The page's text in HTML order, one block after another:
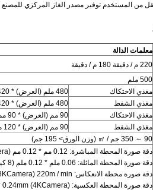
معلمات الدالة
220 م / دقيقة 180 م / دقيقة
500 ملم
مغذي الاحتكاك
480 ملم (العرض) * 420 ملم (الطول)
مغذي الشفط
480 ملم (العرض) * 420 ملم (الطول)
مغذي الاحتكاك
90 مم (العرض) * 90 مم (الطول)
مغذي الشفط
90 مم (العرض) * 120 مم (الطول)
90 ～ 350 جم / ㎡ (وزن الورق> 195 جم)
دقة صورة المحطة المباشرة: 0.12 مم * 0.12 مم (4K Camera)
دقة صورة المحطة المائلة: 0.06 ملم * 0.12 ملم (8 كيلو كاميرا)
دقة صورة محطة الانعكاس: 0.06mm * 0.12mm (8KCamera) 220m / min
دقة صورة المحطة العكسية: 0.13mm * 0.24mm (4KCamera)